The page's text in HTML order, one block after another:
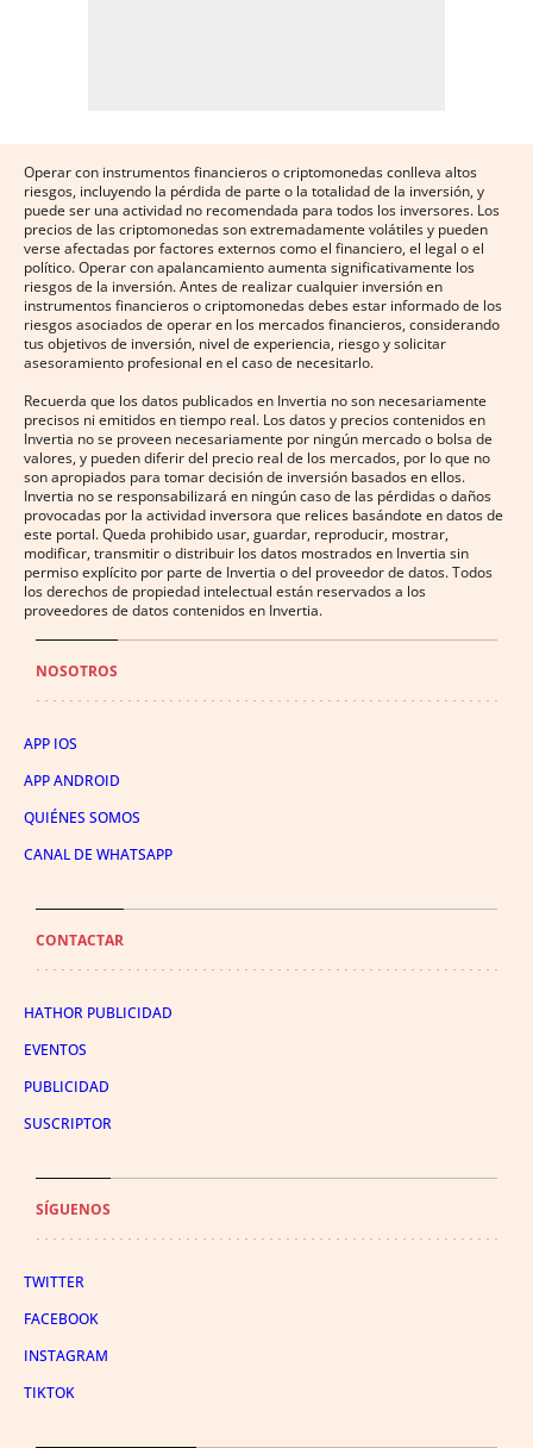
Operar con instrumentos financieros o criptomonedas conlleva altos
riesgos, incluyendo la pérdida de parte o la totalidad de la inversión, y
puede ser una actividad no recomendada para todos los inversores. Los
precios de las criptomonedas son extremadamente volátiles y pueden
verse afectadas por factores externos como el financiero, el legal o el
político. Operar con apalancamiento aumenta significativamente los
riesgos de la inversión. Antes de realizar cualquier inversión en
instrumentos financieros o criptomonedas debes estar informado de los
riesgos asociados de operar en los mercados financieros, considerando
tus objetivos de inversión, nivel de experiencia, riesgo y solicitar
asesoramiento profesional en el caso de necesitarlo.
Recuerda que los datos publicados en Invertia no son necesariamente
precisos ni emitidos en tiempo real. Los datos y precios contenidos en
Invertia no se proveen necesariamente por ningún mercado o bolsa de
valores, y pueden diferir del precio real de los mercados, por lo que no
son apropiados para tomar decisión de inversión basados en ellos.
Invertia no se responsabilizará en ningún caso de las pérdidas o daños
provocadas por la actividad inversora que relices basándote en datos de
este portal. Queda prohibido usar, guardar, reproducir, mostrar,
modificar, transmitir o distribuir los datos mostrados en Invertia sin
permiso explícito por parte de Invertia o del proveedor de datos. Todos
los derechos de propiedad intelectual están reservados a los
proveedores de datos contenidos en Invertia.
NOSOTROS
APP IOS
APP ANDROID
QUIÉNES SOMOS
CANAL DE WHATSAPP
CONTACTAR
HATHOR PUBLICIDAD
EVENTOS
PUBLICIDAD
SUSCRIPTOR
SÍGUENOS
TWITTER
FACEBOOK
INSTAGRAM
TIKTOK